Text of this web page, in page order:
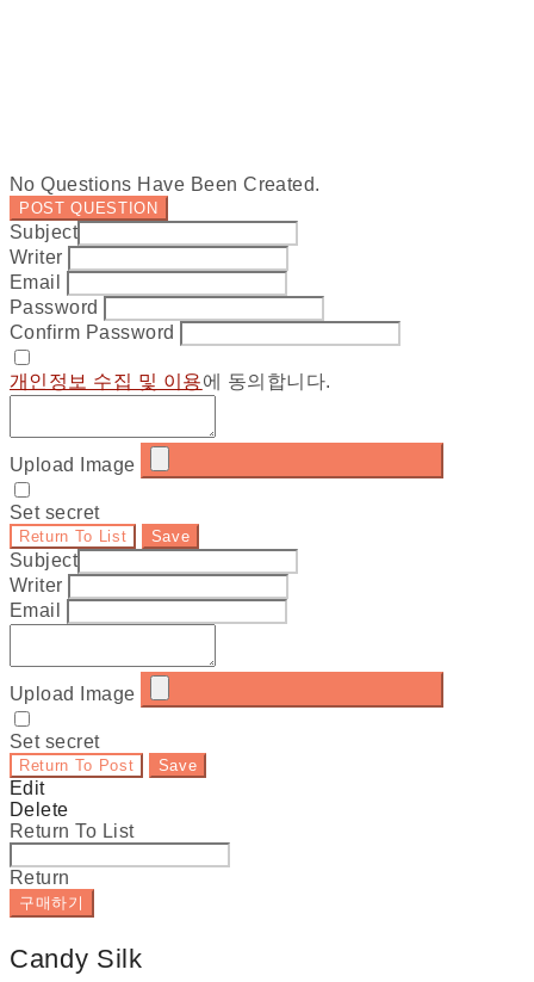
No Questions Have Been Created.
POST QUESTION
Subject
Writer
Email
Password
Confirm Password
개인정보 수집 및 이용에 동의합니다.
Upload Image
Set secret
Return To List Save
Subject
Writer
Email
Upload Image
Set secret
Return To Post Save
Edit
Delete
Return To List
Return
구매하기
Candy Silk